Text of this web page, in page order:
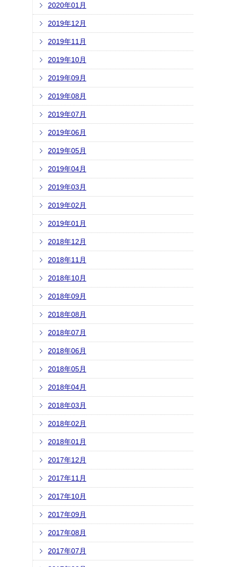
2020年01月
2019年12月
2019年11月
2019年10月
2019年09月
2019年08月
2019年07月
2019年06月
2019年05月
2019年04月
2019年03月
2019年02月
2019年01月
2018年12月
2018年11月
2018年10月
2018年09月
2018年08月
2018年07月
2018年06月
2018年05月
2018年04月
2018年03月
2018年02月
2018年01月
2017年12月
2017年11月
2017年10月
2017年09月
2017年08月
2017年07月